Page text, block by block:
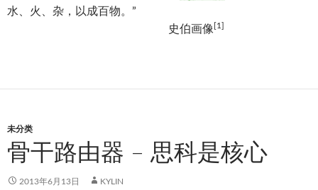
史伯画像 [1]
水、火、杂，以成百物。”
未分类
骨干路由器 – 思科是核心
2013年6月13日 KYLIN